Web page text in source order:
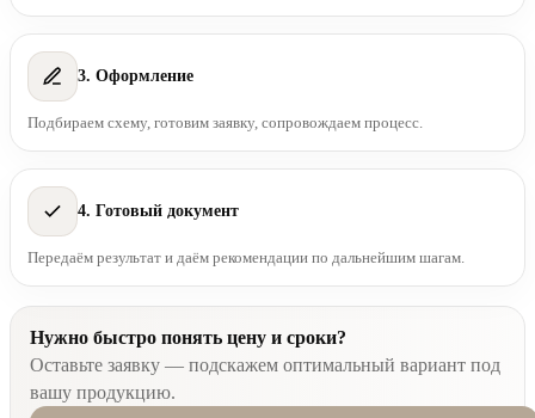
3. Оформление
Подбираем схему, готовим заявку, сопровождаем процесс.
4. Готовый документ
Передаём результат и даём рекомендации по дальнейшим шагам.
Нужно быстро понять цену и сроки?
Оставьте заявку — подскажем оптимальный вариант под
вашу продукцию.